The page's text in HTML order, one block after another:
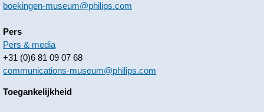
boekingen-museum@philips.com
Pers
Pers & media
+31 (0)6 81 09 07 68
communications-museum@philips.com
Toegankelijkheid